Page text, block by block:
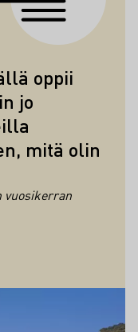
oppii
jo
mitä olin
vuosikerran
Mittelrhein